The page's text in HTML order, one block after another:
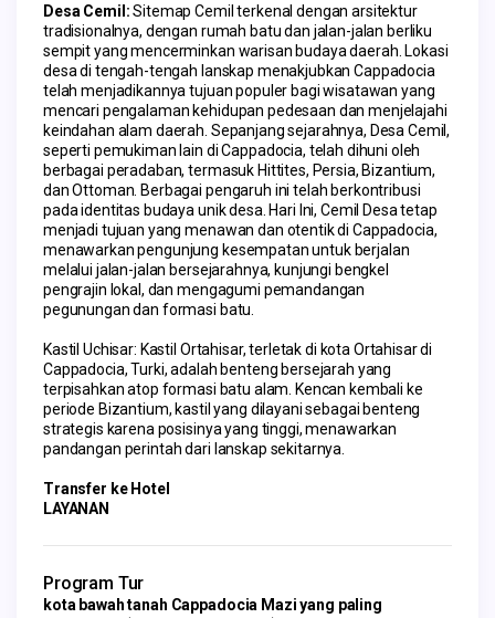
Desa Cemil: Sitemap Cemil terkenal dengan arsitektur
tradisionalnya, dengan rumah batu dan jalan-jalan berliku
sempit yang mencerminkan warisan budaya daerah. Lokasi
desa di tengah-tengah lanskap menakjubkan Cappadocia
telah menjadikannya tujuan populer bagi wisatawan yang
mencari pengalaman kehidupan pedesaan dan menjelajahi
keindahan alam daerah. Sepanjang sejarahnya, Desa Cemil,
seperti pemukiman lain di Cappadocia, telah dihuni oleh
berbagai peradaban, termasuk Hittites, Persia, Bizantium,
dan Ottoman. Berbagai pengaruh ini telah berkontribusi
pada identitas budaya unik desa. Hari Ini, Cemil Desa tetap
menjadi tujuan yang menawan dan otentik di Cappadocia,
menawarkan pengunjung kesempatan untuk berjalan
melalui jalan-jalan bersejarahnya, kunjungi bengkel
pengrajin lokal, dan mengagumi pemandangan
pegunungan dan formasi batu.
Kastil Uchisar: Kastil Ortahisar, terletak di kota Ortahisar di
Cappadocia, Turki, adalah benteng bersejarah yang
terpisahkan atop formasi batu alam. Kencan kembali ke
periode Bizantium, kastil yang dilayani sebagai benteng
strategis karena posisinya yang tinggi, menawarkan
pandangan perintah dari lanskap sekitarnya.
Transfer ke Hotel
LAYANAN
Program Tur
kota bawah tanah Cappadocia Mazi yang paling